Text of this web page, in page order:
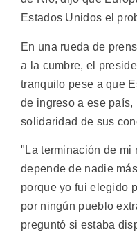
Estados Unidos el
En una rueda de
a la cumbre, el
tranquilo pese a que
de ingreso a ese
solidaridad de sus
"La terminación de mi
depende de nadie
porque yo fui elegido
por ningún pueblo
preguntó si estaba